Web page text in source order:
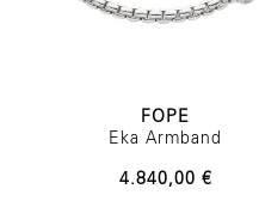
FOPE
Eka Armband
4.840,00 €